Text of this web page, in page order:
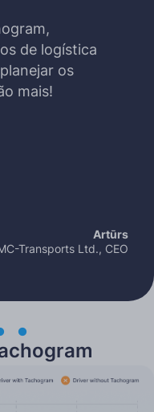
de logística
os
mais!
Artūrs
Transports Ltd., CEO